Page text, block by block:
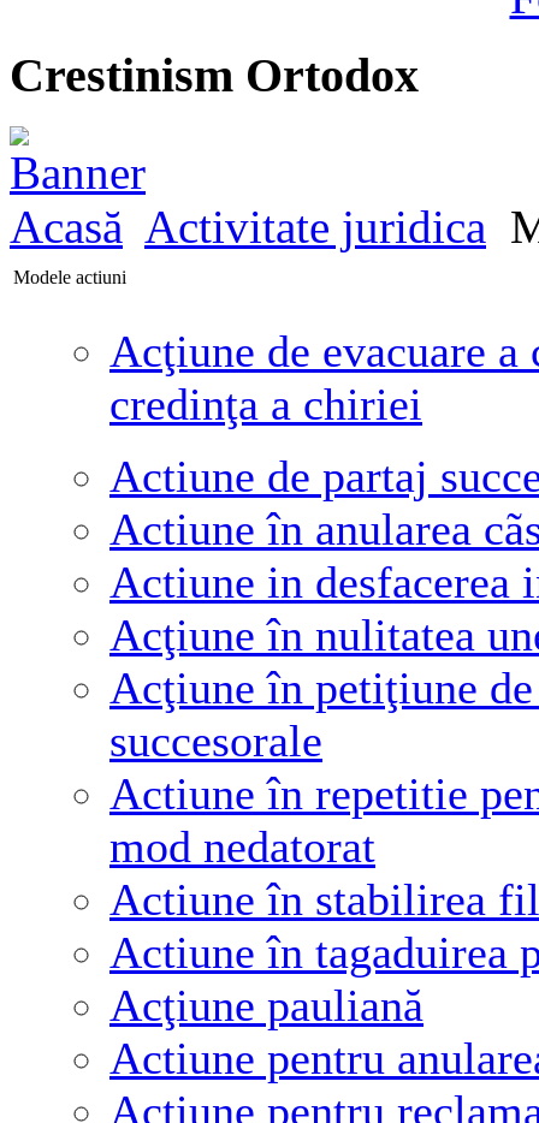
Crestinism Ortodox
Acasă Activitate juridica
Modele actiuni
Acţiune de evacuare
credinţa a chiriei
Actiune de partaj
Actiune în anularea
Actiune in
Acţiune în nulitatea
Acţiune în petiţiune
succesorale
Actiune în repetitie
mod nedatorat
Actiune în stabilirea
Actiune în tagaduirea
Acţiune pauliană
Actiune pentru
Actiune pentru